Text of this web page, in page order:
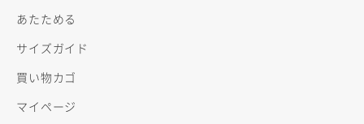
あたためる
サイズガイド
買い物カゴ
マイページ